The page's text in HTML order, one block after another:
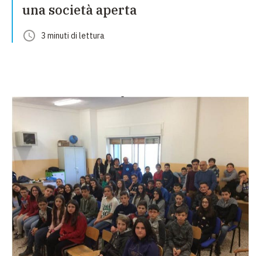
una società aperta
3 minuti di lettura